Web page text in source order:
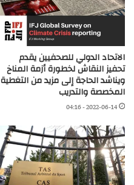
الاتحاد الدولي للصحفيين يقدم
تحفيز النقاش لخطورة أزمة المناخ
ويناشد الحاجة إلى مزيد من التغطية
المخصصة والتدريب
2022-06-14 - 04:16